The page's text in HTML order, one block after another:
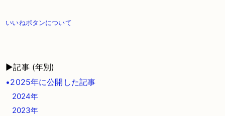
いいねボタンについて
▶記事 (年別)
•2025年に公開した記事
2024年
2023年